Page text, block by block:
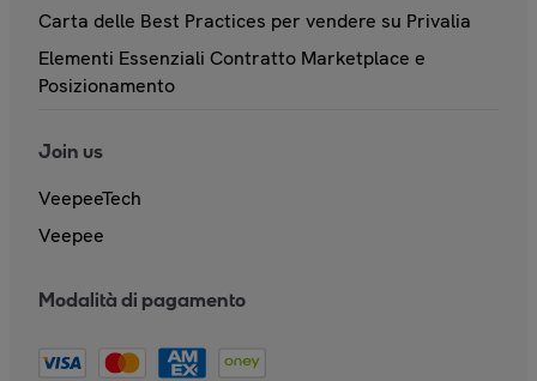
Carta delle Best Practices per vendere su Privalia
Elementi Essenziali Contratto Marketplace e
Posizionamento
Join us
VeepeeTech
Veepee
Modalità di pagamento